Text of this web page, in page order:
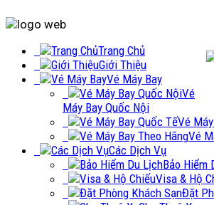
Trang Chủ
Giới Thiệu
Vé Máy Bay
Vé
Máy Bay Quốc Nội
Vé
Vé
Các Dịch Vụ
Bảo Hiểm
Visa & Hộ
Đặt